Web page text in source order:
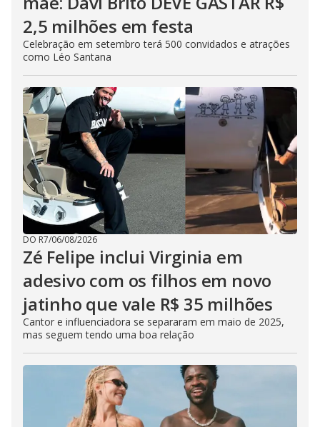
2,5 milhões em festa
Celebração em setembro terá 500 convidados e atrações
como Léo Santana
DO R7/06/08/2026
Zé Felipe inclui Virginia em
adesivo com os filhos em novo
jatinho que vale R$ 35 milhões
Cantor e influenciadora se separaram em maio de 2025,
mas seguem tendo uma boa relação